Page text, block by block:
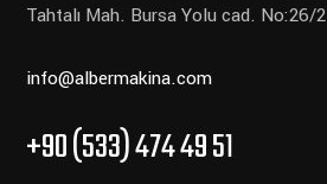
Tahtalı Mah. Bursa Yolu cad. No:26/2
info@albermakina.com
+90 (533) 474 49 51